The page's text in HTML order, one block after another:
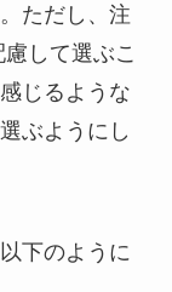
ただし、注
して選ぶこ
じるような
ぶようにし
下のように